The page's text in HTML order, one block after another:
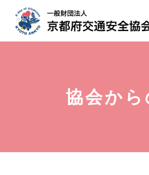
協会か